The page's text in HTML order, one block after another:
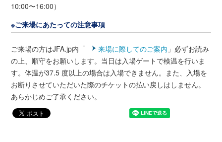
10:00〜16:00）
※ご来場にあたっての注意事項
ご来場の方はJFA.jp内「 来場に際してのご案内 」必ずお読み
の上、順守をお願いします。当日は入場ゲートで検温を行いま
す。体温が37.5 度以上の場合は入場できません。また、入場を
お断りさせていただいた際のチケットの払い戻しはしません。
あらかじめご了承ください。